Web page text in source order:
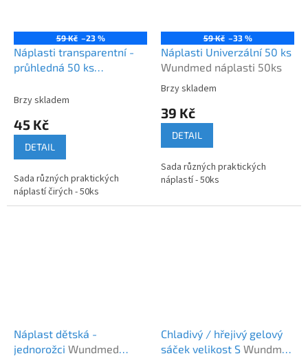
59 Kč –23 %
Náplasti transparentní -
průhledná 50 ks
čiré
Brzy skladem
45 Kč
DETAIL
Sada různých praktických
náplastí čirých - 50ks
59 Kč –33 %
Náplasti Univerzální 50 ks
Wundmed náplasti 50ks
Průměrné
produktu
5,0
5
hvězdiček.
Brzy skladem
39 Kč
DETAIL
Sada různých praktických
náplastí - 50ks
Náplast dětská -
jednorožci Wundmed
Chladivý / hřejivý gelový
sáček velikost S Wundmed